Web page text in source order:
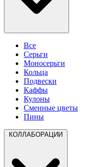
Все
Серьги
Моносерьги
Кольца
Подвески
Каффы
Кулоны
Сменные цветы
Пины